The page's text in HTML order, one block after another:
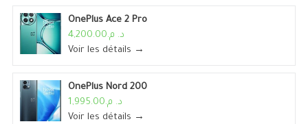
OnePlus Ace 2 Pro
د. م.4,200.00
Voir les détails →
OnePlus Nord 200
د. م.1,995.00
Voir les détails →